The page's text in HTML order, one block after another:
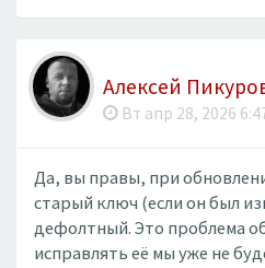
Алексей
Вт апр 28, 2026
Да, вы правы, при
старый ключ (если он был
дефолтный. Это проблема
исправлять её мы уже не